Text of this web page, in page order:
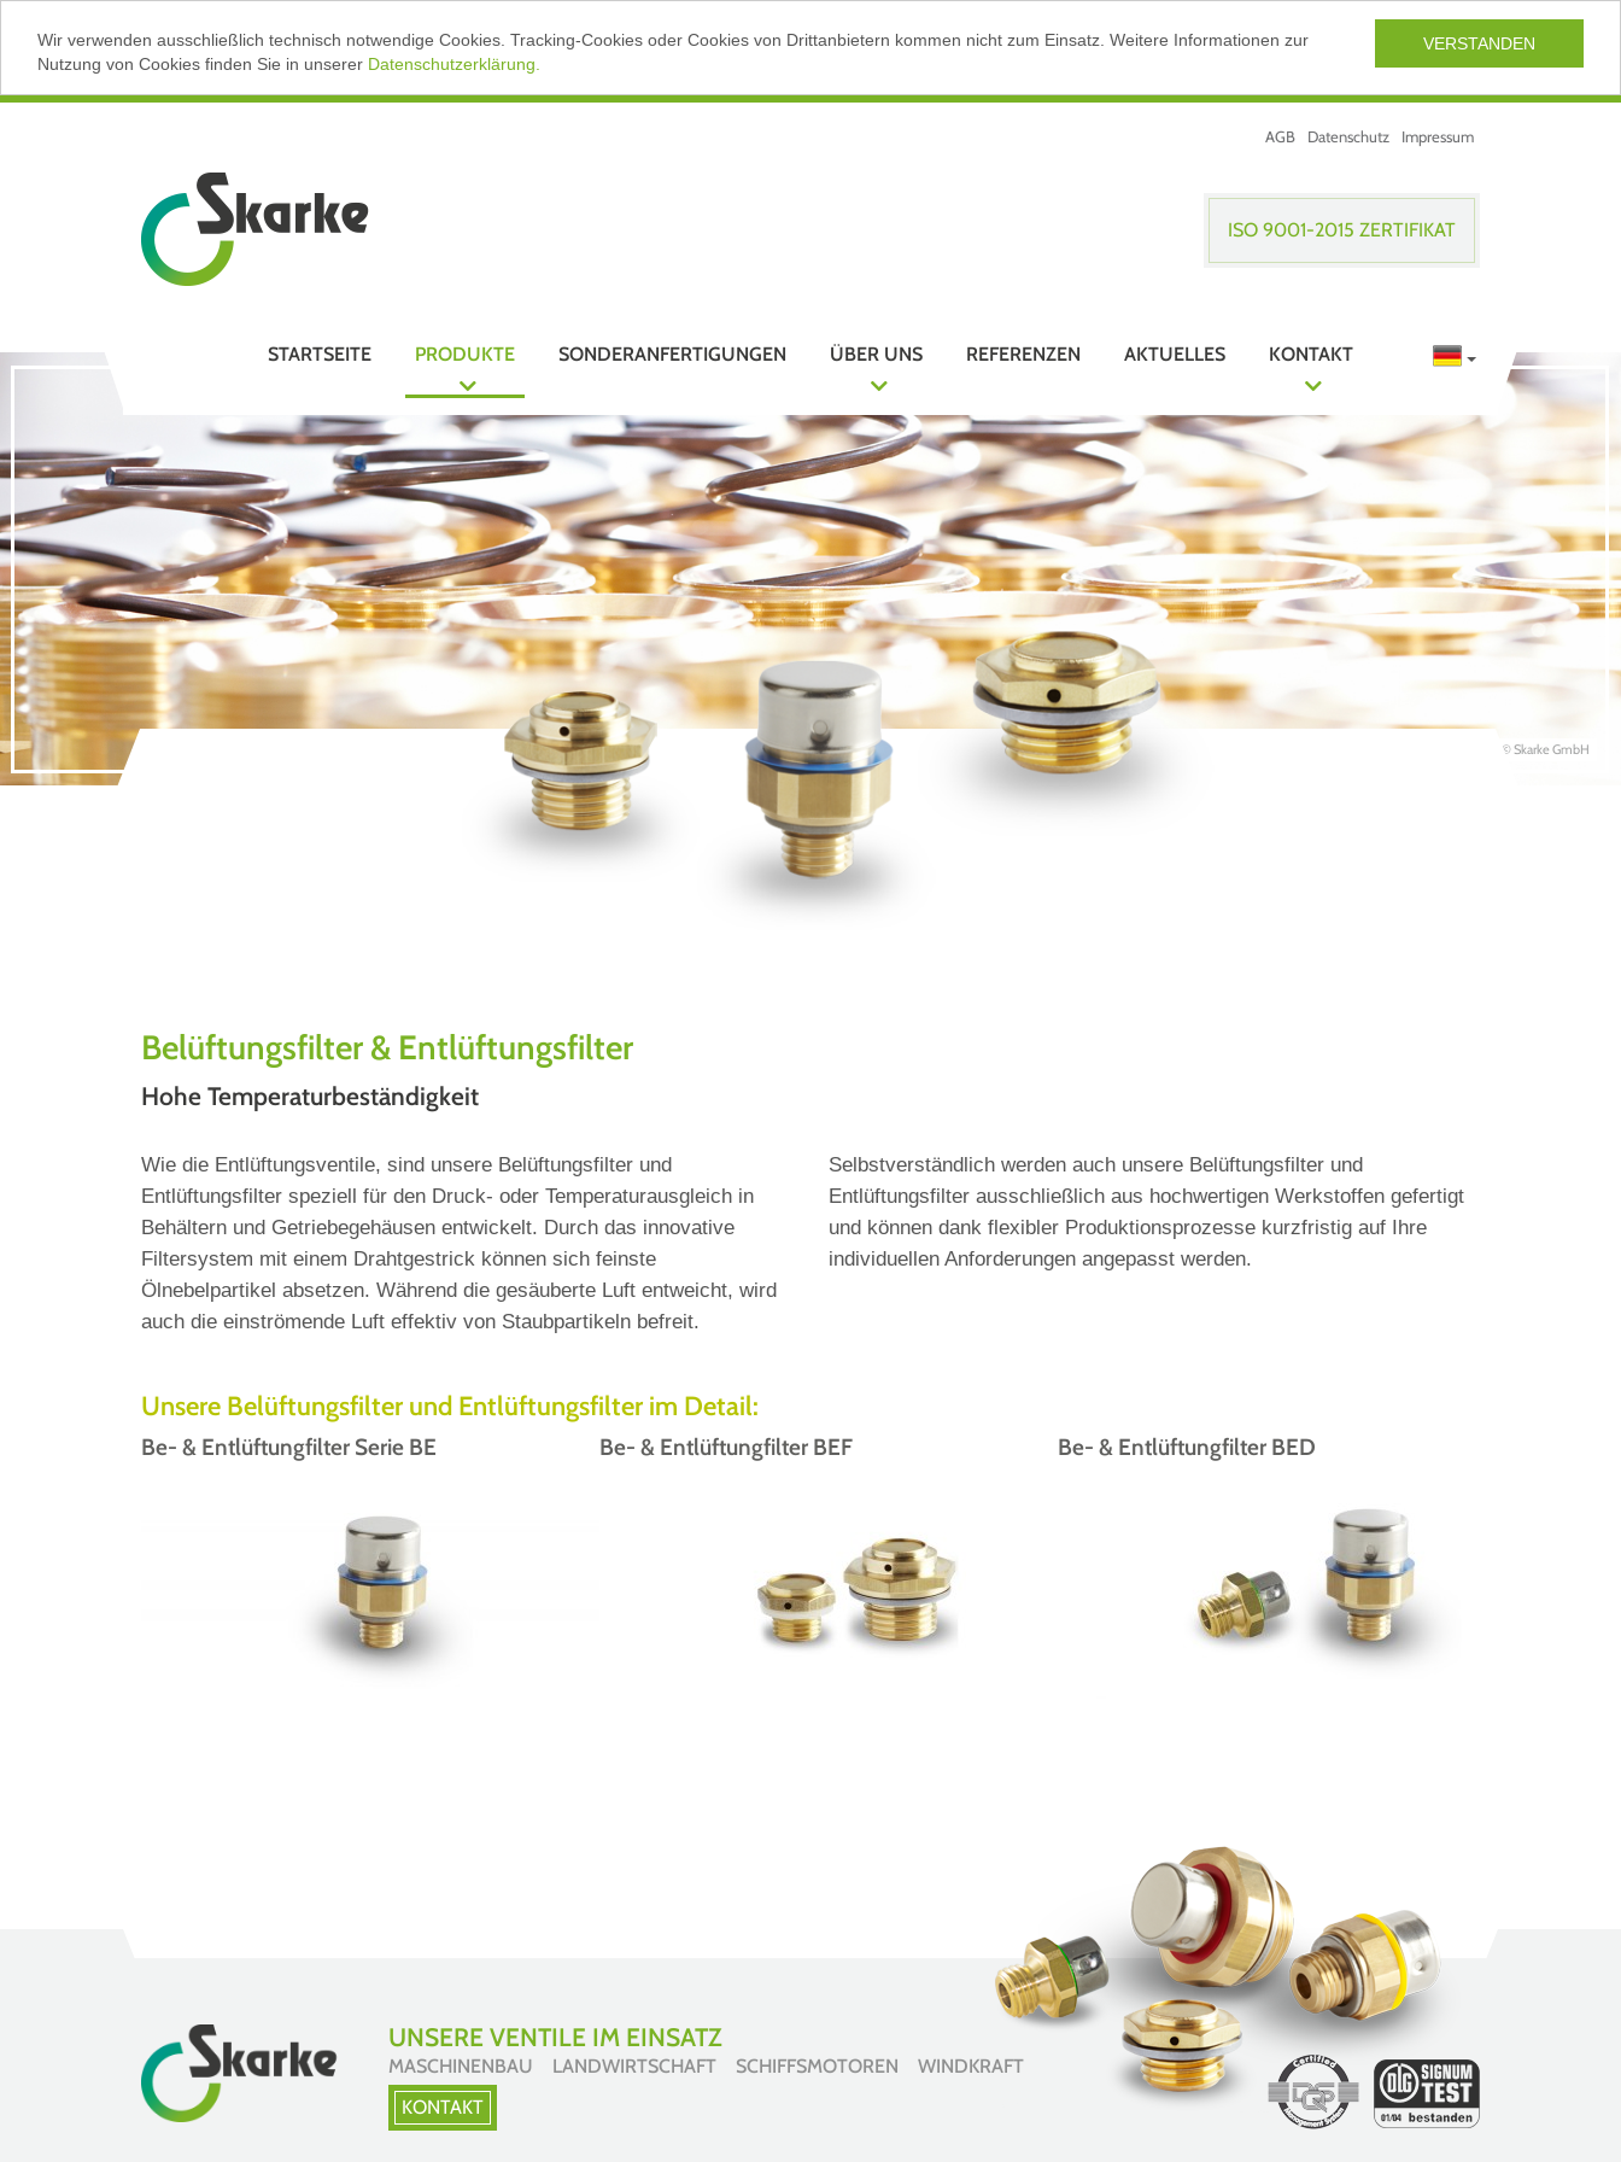
VERSTANDEN
Wir verwenden ausschließlich technisch notwendige Cookies. Tracking-Cookies oder Cookies von Drittanbietern kommen nicht zum Einsatz. Weitere Informationen zur
Nutzung von Cookies finden Sie in unserer Datenschutzerklärung.
AGB Datenschutz Impressum
ISO 9001-2015 ZERTIFIKAT
STARTSEITE PRODUKTE SONDERANFERTIGUNGEN ÜBER UNS REFERENZEN AKTUELLES KONTAKT
© Skarke GmbH
Belüftungsfilter & Entlüftungsfilter
Hohe Temperaturbeständigkeit
Wie die Entlüftungsventile, sind unsere Belüftungsfilter und
Entlüftungsfilter speziell für den Druck- oder Temperaturausgleich in
Behältern und Getriebegehäusen entwickelt. Durch das innovative
Filtersystem mit einem Drahtgestrick können sich feinste
Ölnebelpartikel absetzen. Während die gesäuberte Luft entweicht, wird
auch die einströmende Luft effektiv von Staubpartikeln befreit.
Selbstverständlich werden auch unsere Belüftungsfilter und
Entlüftungsfilter ausschließlich aus hochwertigen Werkstoffen gefertigt
und können dank flexibler Produktionsprozesse kurzfristig auf Ihre
individuellen Anforderungen angepasst werden.
Unsere Belüftungsfilter und Entlüftungsfilter im Detail:
Be- & Entlüftungfilter Serie BE Be- & Entlüftungfilter BEF Be- & Entlüftungfilter BED
UNSERE VENTILE IM EINSATZ
MASCHINENBAU LANDWIRTSCHAFT SCHIFFSMOTOREN WINDKRAFT
KONTAKT